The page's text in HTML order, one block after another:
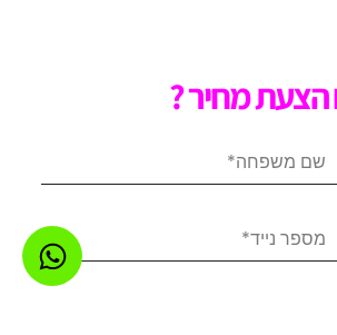
הצעת מחיר ?